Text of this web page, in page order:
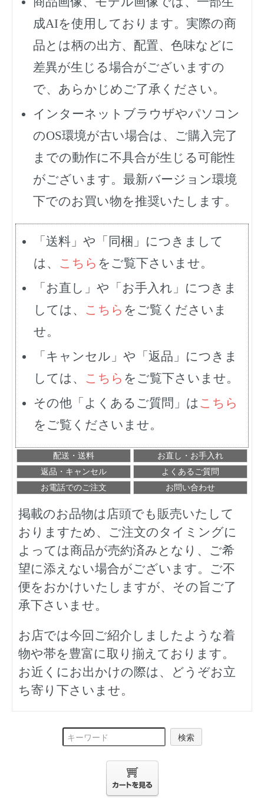
成AIを使用しております。実際の商
品とは柄の出方、配置、色味などに
差異が生じる場合がございますの
で、あらかじめご了承ください。
インターネットブラウザやパソコン
のOS環境が古い場合は、ご購入完了
までの動作に不具合が生じる可能性
がございます。最新バージョン環境
下でのお買い物を推奨いたします。
「送料」や「同梱」につきまして
は、 こちら をご覧下さいませ。
「お直し」や「お手入れ」につきま
しては、 こちら をご覧くださいま
せ。
「キャンセル」や「返品」につきま
しては、 こちら をご覧下さいませ。
その他「よくあるご質問」は こちら
をご覧くださいませ。
配送・送料
お直し・お手入れ
返品・キャンセル
よくあるご質問
お電話でのご注文
お問い合わせ
掲載のお品物は店頭でも販売いたして
おりますため、ご注文のタイミングに
よっては商品が売約済みとなり、ご希
望に添えない場合がございます。ご不
便をおかけいたしますが、その旨ご了
承下さいませ。
お店では今回ご紹介しましたような着
物や帯を豊富に取り揃えております。
お近くにお出かけの際は、どうぞお立
ち寄り下さいませ。
検索